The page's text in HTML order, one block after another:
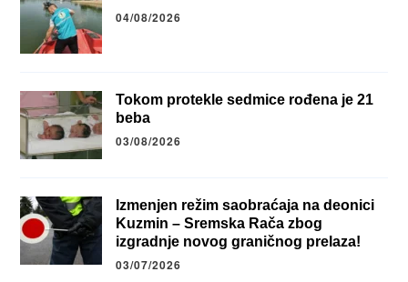
04/08/2026
Tokom protekle sedmice rođena je 21
beba
03/08/2026
Izmenjen režim saobraćaja na deonici
Kuzmin – Sremska Rača zbog
izgradnje novog graničnog prelaza!
03/07/2026